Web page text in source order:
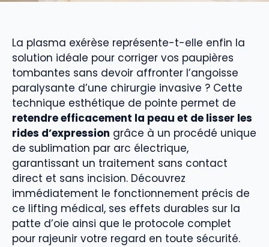
La plasma exérèse représente-t-elle enfin la
solution idéale pour corriger vos paupières
tombantes sans devoir affronter l’angoisse
paralysante d’une chirurgie invasive ? Cette
technique esthétique de pointe permet de
retendre efficacement la peau et de lisser les
rides d’expression grâce à un procédé unique
de sublimation par arc électrique,
garantissant un traitement sans contact
direct et sans incision. Découvrez
immédiatement le fonctionnement précis de
ce lifting médical, ses effets durables sur la
patte d’oie ainsi que le protocole complet
pour rajeunir votre regard en toute sécurité.